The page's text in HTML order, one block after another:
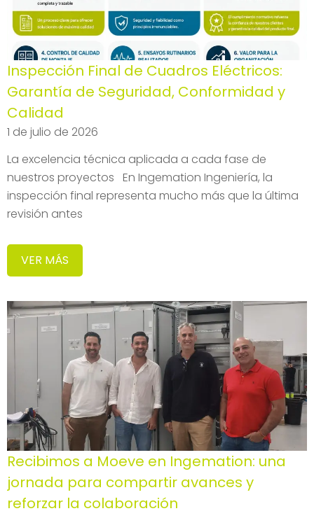
Inspección Final de Cuadros Eléctricos:
Garantía de Seguridad, Conformidad y
Calidad
1 de julio de 2026
La excelencia técnica aplicada a cada fase de
nuestros proyectos En Ingemation Ingeniería, la
inspección final representa mucho más que la última
revisión antes
VER MÁS
Recibimos a Moeve en Ingemation: una
jornada para compartir avances y
reforzar la colaboración